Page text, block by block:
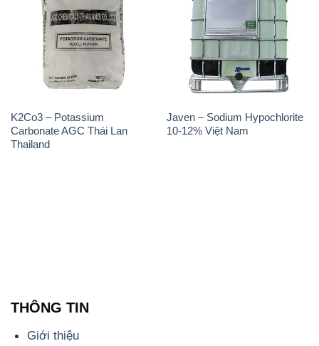
K2Co3 – Potassium
Carbonate AGC Thái Lan
Thailand
Javen – Sodium Hypochlorite
10-12% Việt Nam
THÔNG TIN
Giới thiệu